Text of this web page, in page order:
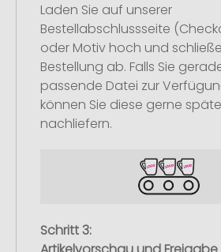
Laden Sie auf unserer
Bestellabschlussseite
oder Motiv hoch und
Bestellung ab. Falls Sie
passende Datei zur
können Sie diese gerne
nachliefern.
Schritt 3: